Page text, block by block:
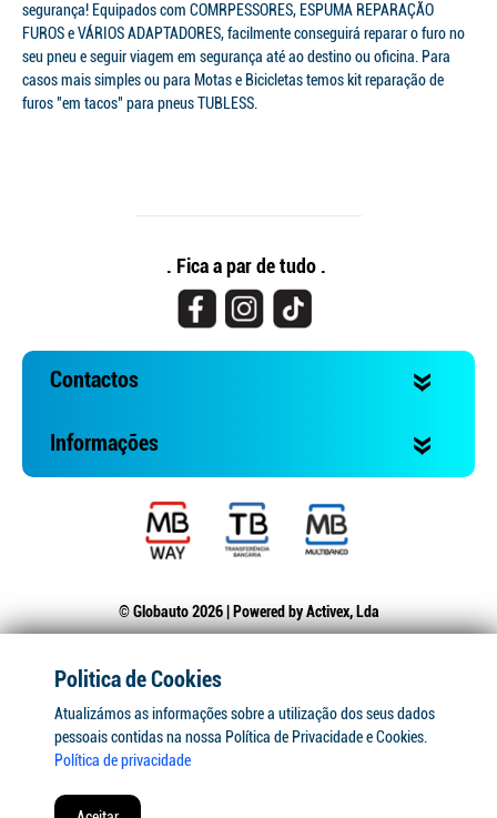
segurança! Equipados com COMRPESSORES, ESPUMA REPARAÇÃO
FUROS e VÁRIOS ADAPTADORES, facilmente conseguirá reparar o furo no
seu pneu e seguir viagem em segurança até ao destino ou oficina. Para
casos mais simples ou para Motas e Bicicletas temos kit reparação de
furos "em tacos" para pneus TUBLESS.
. Fica a par de tudo .
Contactos
Informações
© Globauto 2026 | Powered byActivex, Lda
Politica de Cookies
Atualizámos as informações sobre a utilização dos seus dados
pessoais contidas na nossa Política de Privacidade e Cookies.
Política de privacidade